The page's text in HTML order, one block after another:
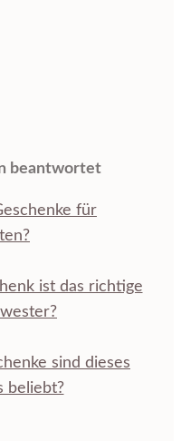
beantwortet
für
ist das richtige
sind dieses
beliebt?